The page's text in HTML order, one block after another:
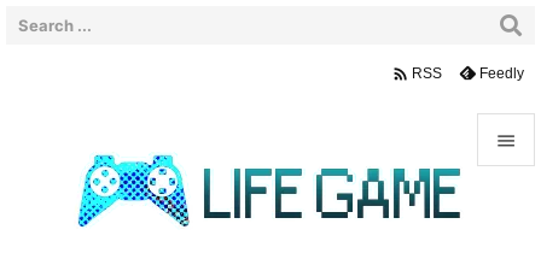

 RSS Feedly